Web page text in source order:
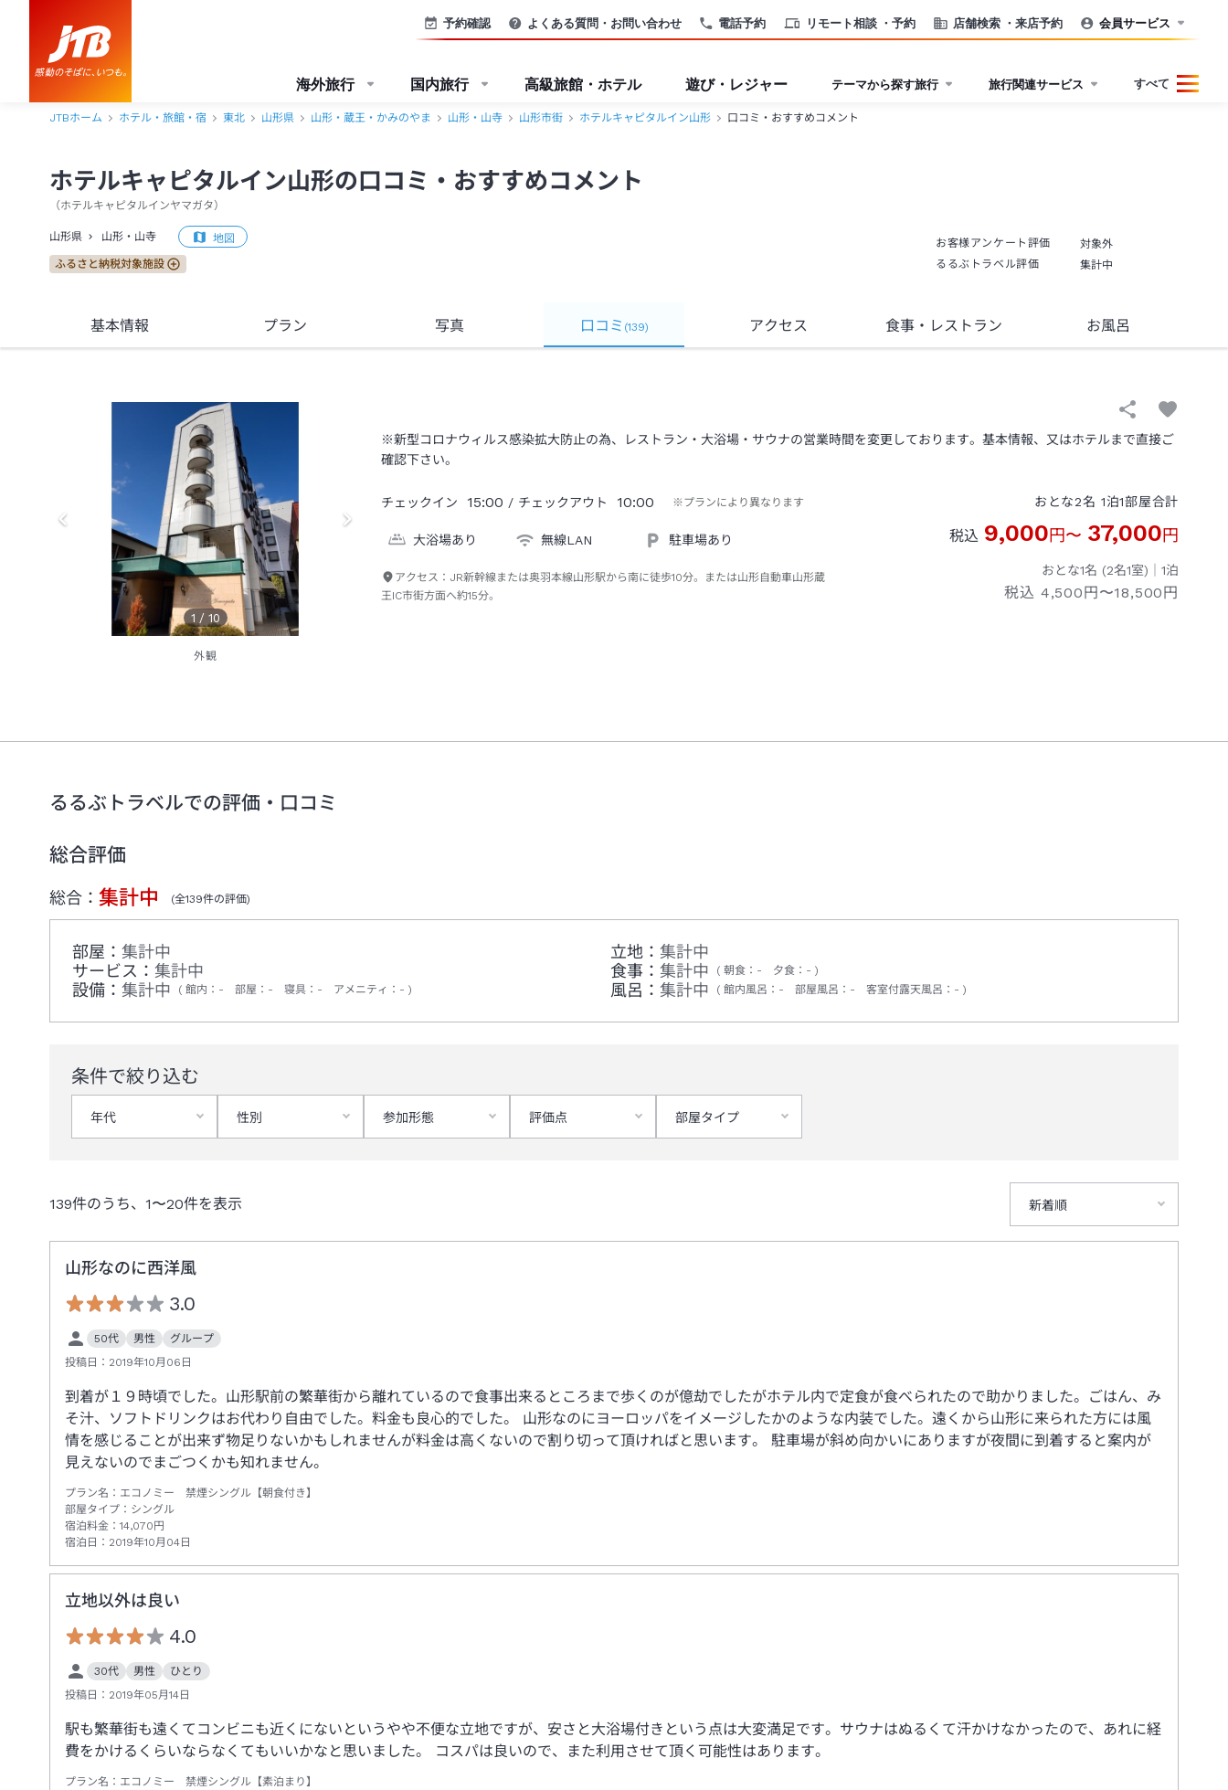
電話予約 リモート相談 ・予約 店舗検索 ・来店予約
予約確認 よくある質問・お問い合わせ 会員サービス
海外旅行 国内旅行 高級旅館・ホテル 遊び・レジャー テーマから探す旅行 旅行関連サービス すべて
JTBホーム ホテル・旅館・宿 東北 山形県 山形・蔵王・かみのやま 山形・山寺 山形市街 ホテルキャピタルイン山形 口コミ・おすすめコメント
ホテルキャピタルイン山形の口コミ・おすすめコメント
（ホテルキャピタルインヤマガタ）
山形県 山形・山寺 地図
ふるさと納税対象施設
お客様アンケート評価
対象外
るるぶトラベル評価
集計中
基本情報 プラン 写真 口コミ (139) アクセス 食事・レストラン お風呂
1 / 10
外観
※新型コロナウィルス感染拡大防止の為、レストラン・大浴場・サウナの営業時間を変更しております。基本情報、又はホテルまで直接ご
確認下さい。
チェックイン 15:00 / チェックアウト 10:00 ※プランにより異なります
大浴場あり 無線LAN 駐車場あり
アクセス： JR新幹線または奥羽本線山形駅から南に徒歩10分。または山形自動車山形蔵
王IC市街方面へ約15分。
おとな2名 1泊1部屋合計
税込 9,000円〜 37,000円
おとな1名 (2名1室)｜ 1泊
税込 4,500円〜18,500円
るるぶトラベルでの評価・口コミ
総合評価
総合： 集計中 (全139件の評価)
部屋： 集計中 立地： 集計中
サービス： 集計中 食事： 集計中 朝食 ： - 夕食 ： -
設備： 集計中 館内 ： - 部屋 ： - 寝具 ： - アメニティ ： - 風呂： 集計中 館内風呂 ： - 部屋風呂 ： - 客室付露天風呂 ： -
条件で絞り込む
年代 性別 参加形態 評価点 部屋タイプ
139件のうち、 1〜20件を表示 新着順
山形なのに西洋風
3.0
50代 男性
グループ
投稿日： 2019年10月06日
到着が１９時頃でした。山形駅前の繁華街から離れているので食事出来るところまで歩くのが億劫でしたがホテル内で定食が食べられたので助かりました。ごはん、み
そ汁、ソフトドリンクはお代わり自由でした。料金も良心的でした。 山形なのにヨーロッパをイメージしたかのような内装でした。遠くから山形に来られた方には風
情を感じることが出来ず物足りないかもしれませんが料金は高くないので割り切って頂ければと思います。 駐車場が斜め向かいにありますが夜間に到着すると案内が
見えないのでまごつくかも知れません。
プラン名： エコノミー 禁煙シングル【朝食付き】
部屋タイプ： シングル
宿泊料金： 14,070円
宿泊日： 2019年10月04日
立地以外は良い
4.0
30代 男性
ひとり
投稿日： 2019年05月14日
駅も繁華街も遠くてコンビニも近くにないというやや不便な立地ですが、安さと大浴場付きという点は大変満足です。サウナはぬるくて汗かけなかったので、あれに経
費をかけるくらいならなくてもいいかなと思いました。 コスパは良いので、また利用させて頂く可能性はあります。
プラン名： エコノミー 禁煙シングル【素泊まり】